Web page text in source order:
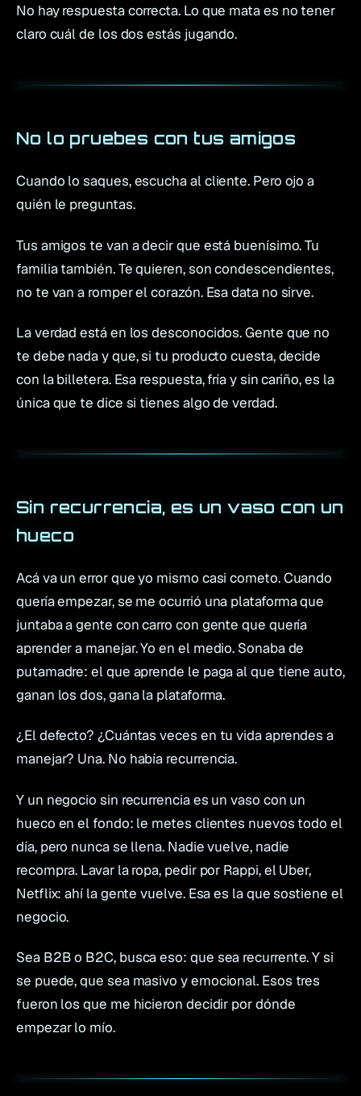
No hay respuesta correcta. Lo que mata es no tener
claro cuál de los dos estás jugando.
No lo pruebes con tus amigos
Cuando lo saques, escucha al cliente. Pero ojo a
quién le preguntas.
Tus amigos te van a decir que está buenísimo. Tu
familia también. Te quieren, son condescendientes,
no te van a romper el corazón. Esa data no sirve.
La verdad está en los desconocidos. Gente que no
te debe nada y que, si tu producto cuesta, decide
con la billetera. Esa respuesta, fría y sin cariño, es la
única que te dice si tienes algo de verdad.
Sin recurrencia, es un vaso con un
hueco
Acá va un error que yo mismo casi cometo. Cuando
quería empezar, se me ocurrió una plataforma que
juntaba a gente con carro con gente que quería
aprender a manejar. Yo en el medio. Sonaba de
putamadre: el que aprende le paga al que tiene auto,
ganan los dos, gana la plataforma.
¿El defecto? ¿Cuántas veces en tu vida aprendes a
manejar? Una. No había recurrencia.
Y un negocio sin recurrencia es un vaso con un
hueco en el fondo: le metes clientes nuevos todo el
día, pero nunca se llena. Nadie vuelve, nadie
recompra. Lavar la ropa, pedir por Rappi, el Uber,
Netflix: ahí la gente vuelve. Esa es la que sostiene el
negocio.
Sea B2B o B2C, busca eso: que sea recurrente. Y si
se puede, que sea masivo y emocional. Esos tres
fueron los que me hicieron decidir por dónde
empezar lo mío.